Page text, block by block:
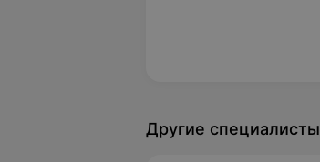
Другие специалисты